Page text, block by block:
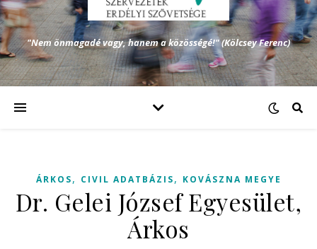
"Nem önmagadé vagy, hanem a közösségé!" (Kölcsey Ferenc)
ÁRKOS, CIVIL ADATBÁZIS, KOVÁSZNA MEGYE
Dr. Gelei József Egyesület,
Árkos